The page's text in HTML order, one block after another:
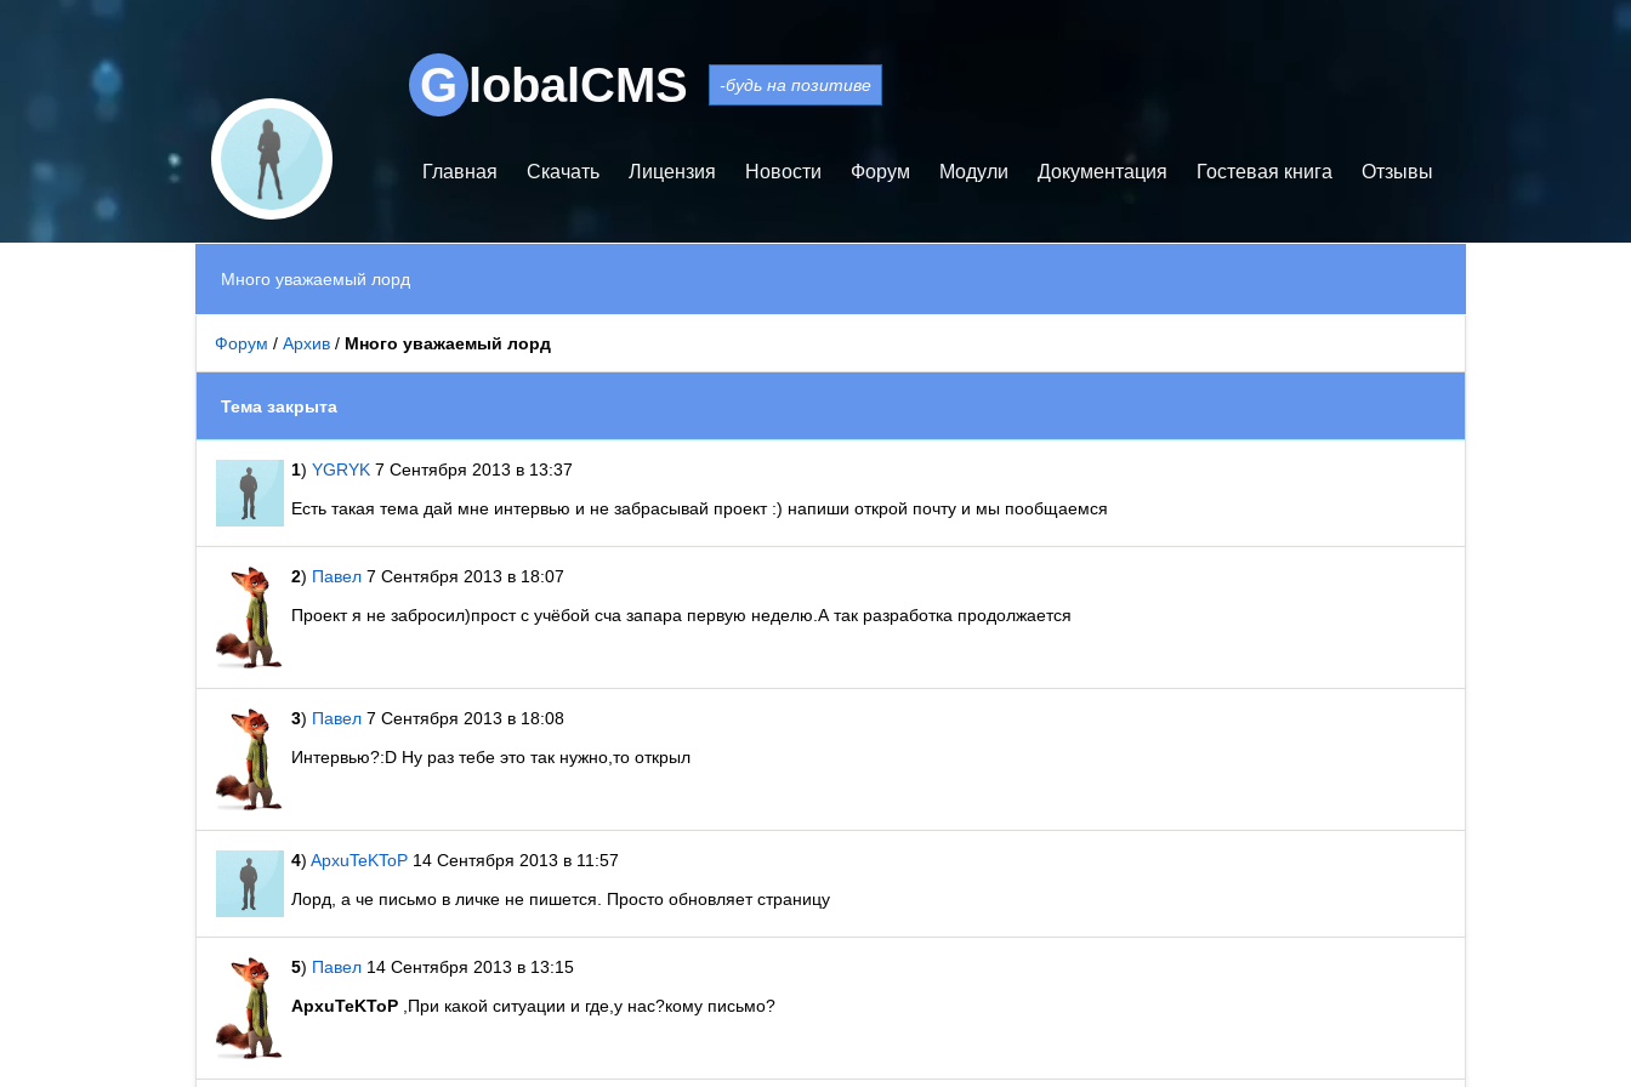
G lobalCMS -будь на позитиве
Главная Скачать Лицензия Новости Форум Модули Документация Гостевая книга Отзывы
Много уважаемый лорд
Форум /Архив / Много уважаемый лорд
Тема закрыта
1)YGRYK 7 Сентября 2013 в 13:37
Есть такая тема дай мне интервью и не забрасывай проект :) напиши открой почту и мы пообщаемся
2) Павел7 Сентября 2013 в 18:07
Проект я не забросил)прост с учёбой сча запара первую неделю.А так разработка продолжается
3) Павел7 Сентября 2013 в 18:08
Интервью?:D Ну раз тебе это так нужно,то открыл
4)ApxuTeKToP 14 Сентября 2013 в 11:57
Лорд, а че письмо в личке не пишется. Просто обновляет страницу
5) Павел 14 Сентября 2013 в 13:15
ApxuTeKToP ,При какой ситуации и где,у нас?кому письмо?